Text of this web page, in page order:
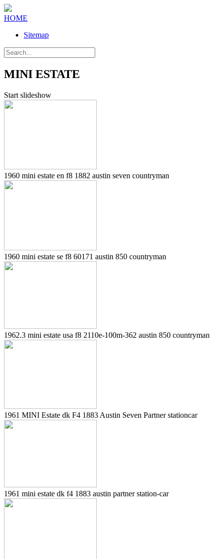
HOME
Sitemap
MINI ESTATE
Start slideshow
1960 mini estate en f8 1882 austin seven countryman
1960 mini estate se f8 60171 austin 850 countryman
1962.3 mini estate usa f8 2110e-100m-362 austin 850 countryman
1961 MINI Estate dk F4 1883 Austin Seven Partner stationcar
1961 mini estate dk f4 1883 austin partner station-car